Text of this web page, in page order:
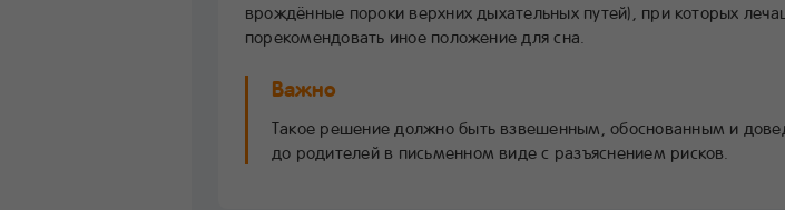
врождённые пороки верхних дыхательных путей), при которых
порекомендовать иное положение для сна.
Важно
Такое решение должно быть взвешенным, обоснованным и
до родителей в письменном виде с разъяснением рисков.